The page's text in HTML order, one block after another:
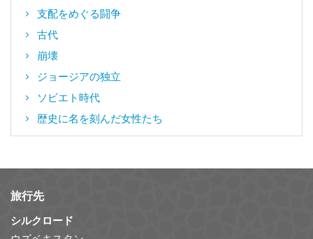
支配をめぐる闘争
古代
崩壊
ジョージアの独立
ソビエト時代
歴史に名を刻んだ女性たち
旅行先
シルクロード